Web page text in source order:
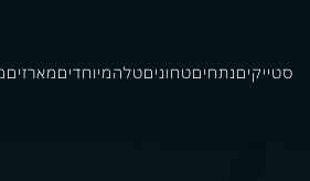
סטייקיםנתחיםטחוניםטלהמיוחדיםמארזים